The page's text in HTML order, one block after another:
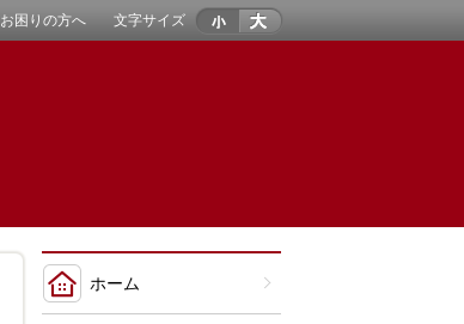
お困りの方へ 文字サイズ
ホーム